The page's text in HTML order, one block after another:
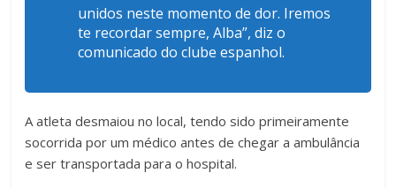
unidos neste momento de dor. Iremos
te recordar sempre, Alba”, diz o
comunicado do clube espanhol.
A atleta desmaiou no local, tendo sido primeiramente
socorrida por um médico antes de chegar a ambulância
e ser transportada para o hospital.